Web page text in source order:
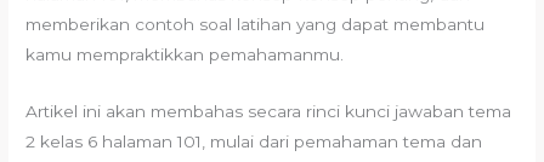
memberikan contoh soal latihan yang dapat membantu
kamu mempraktikkan pemahamanmu.
Artikel ini akan membahas secara rinci kunci jawaban tema
2 kelas 6 halaman 101, mulai dari pemahaman tema dan